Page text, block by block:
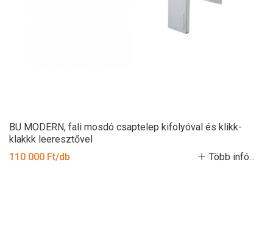
BU MODERN, fali mosdó csaptelep kifolyóval és klikk-
klakkk leeresztővel
110 000 Ft/db
Több infó...